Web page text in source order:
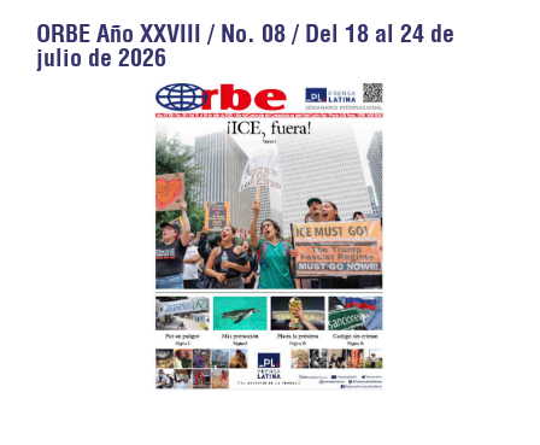
ORBE Año XXVIII / No. 08 / Del 18 al 24 de
julio de 2026